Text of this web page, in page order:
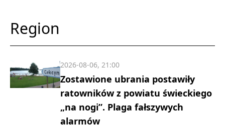
Region
Zostawione ubrania postawiły
ratowników z powiatu świeckiego
„na nogi”. Plaga fałszywych
alarmów
2026-08-06, 21:00